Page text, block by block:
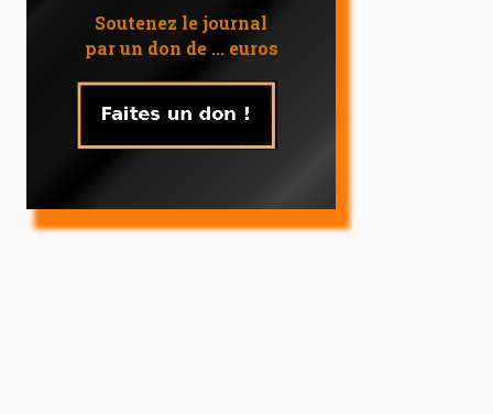
Soutenez le journal
par un don de ... euros